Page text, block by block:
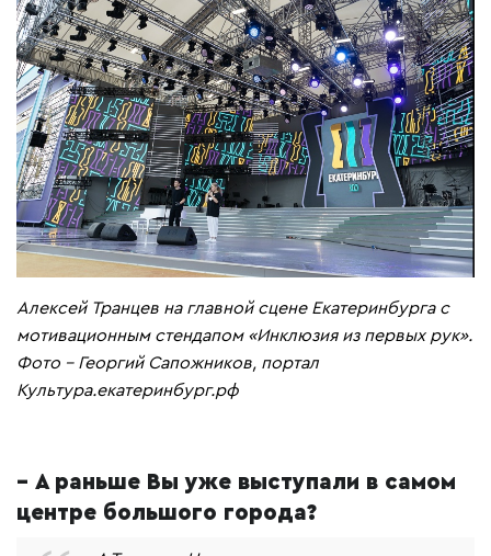
Алексей Транцев на главной сцене Екатеринбурга с
мотивационным стендапом «Инклюзия из первых рук».
Фото - Георгий Сапожников, портал
Культура.екатеринбург.рф
– А раньше Вы уже выступали в самом
центре большого города?